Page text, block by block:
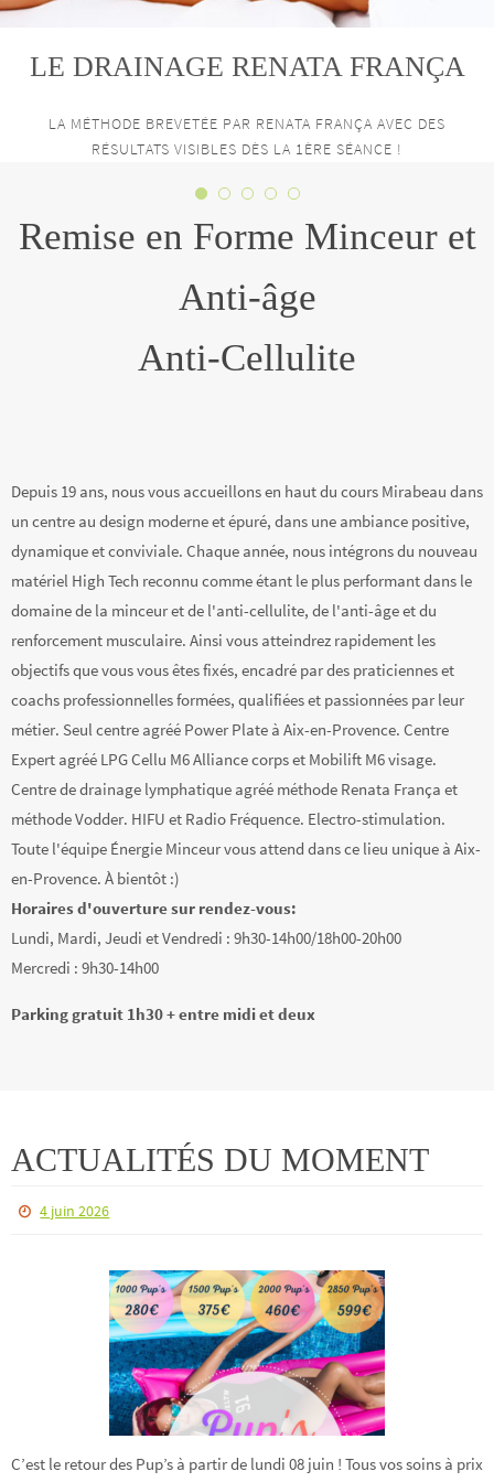
LE DRAINAGE RENATA FRANÇA
LA MÉTHODE BREVETÉE PAR RENATA FRANÇA AVEC DES
RÉSULTATS VISIBLES DÈS LA 1ÈRE SÉANCE !
Remise en Forme Minceur et
Anti-âge
Anti-Cellulite
Depuis 19 ans, nous vous accueillons en haut du cours Mirabeau dans
un centre au design moderne et épuré, dans une ambiance positive,
dynamique et conviviale. Chaque année, nous intégrons du nouveau
matériel High Tech reconnu comme étant le plus performant dans le
domaine de la minceur et de l'anti-cellulite, de l'anti-âge et du
renforcement musculaire. Ainsi vous atteindrez rapidement les
objectifs que vous vous êtes fixés, encadré par des praticiennes et
coachs professionnelles formées, qualifiées et passionnées par leur
métier. Seul centre agréé Power Plate à Aix-en-Provence. Centre
Expert agréé LPG Cellu M6 Alliance corps et Mobilift M6 visage.
Centre de drainage lymphatique agréé méthode Renata França et
méthode Vodder. HIFU et Radio Fréquence. Electro-stimulation.
Toute l'équipe Énergie Minceur vous attend dans ce lieu unique à Aix-
en-Provence. À bientôt :)
Horaires d'ouverture sur rendez-vous:
Lundi, Mardi, Jeudi et Vendredi : 9h30-14h00/18h00-20h00
Mercredi : 9h30-14h00
Parking gratuit 1h30 + entre midi et deux
ACTUALITÉS DU MOMENT
4 juin 2026
C’est le retour des Pup’s à partir de lundi 08 juin ! Tous vos soins à prix